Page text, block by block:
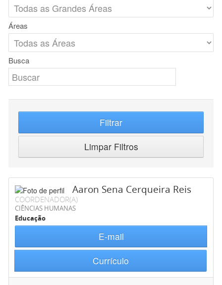
Áreas
Busca
Filtrar
Limpar Filtros
Aaron Sena Cerqueira Reis
COORDENADOR(A)
CIÊNCIAS HUMANAS
Educação
E-mail
Currículo